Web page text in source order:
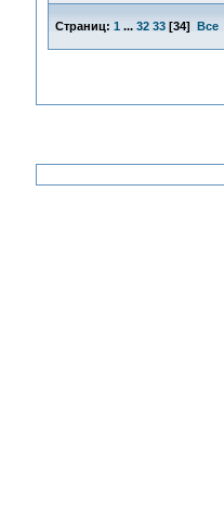
Страниц: 1 ... 32 33[34] Все